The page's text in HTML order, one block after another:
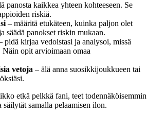
panosta kaikkea yhteen kohteeseen. Se
riskiä.
– määritä etukäteen, kuinka paljon olet
säädä panokset riskin mukaan.
pidä kirjaa vedoistasi ja analysoi, missä
Näin opit arvioimaan omaa
vetoja – älä anna suosikkijoukkueen tai
etkä pelkkä fani, teet todennäköisemmin
samalla pelaamisen ilon.